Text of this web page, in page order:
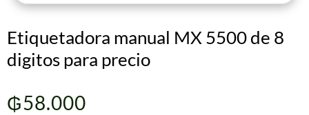
Etiquetadora manual MX 5500 de 8
digitos para precio
₲58.000